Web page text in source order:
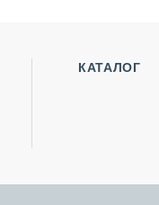
КАТАЛОГ